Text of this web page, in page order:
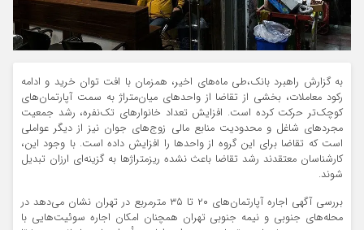
به گزارش راهبرد بانک،طی ماه‌های اخیر، همزمان با افت توان خرید و ادامه
رکود معاملات، بخشی از تقاضا از واحدهای میان‌متراژ به سمت آپارتمان‌های
کوچک‌تر حرکت کرده است. افزایش تعداد خانوارهای تک‌نفره، رشد جمعیت
مجردهای شاغل و محدودیت منابع مالی زوج‌های جوان نیز از دیگر عواملی
است که تقاضا برای این گروه از واحدها را افزایش داده است. با وجود این،
کارشناسان معتقدند رشد تقاضا باعث نشده ریزمتراژها به گزینه‌ای ارزان تبدیل
شوند.
بررسی آگهی‌ اجاره آپارتمان‌های ۲۰ تا ۳۵ مترمربع در تهران نشان می‌دهد در
محله‌های جنوبی و نیمه جنوبی تهران همچنان امکان اجاره سوئیت‌هایی با